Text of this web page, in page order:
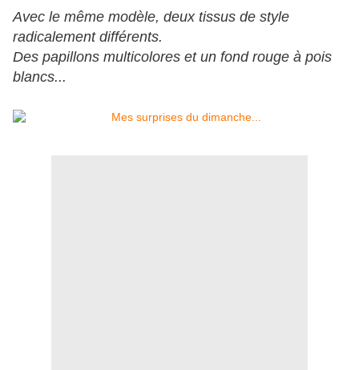
Avec le même modèle, deux tissus de style
radicalement différents.
Des papillons multicolores et un fond rouge à pois
blancs...